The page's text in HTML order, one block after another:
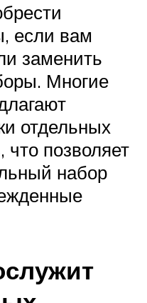
если вам
заменить
Многие
отдельных
позволяет
набор